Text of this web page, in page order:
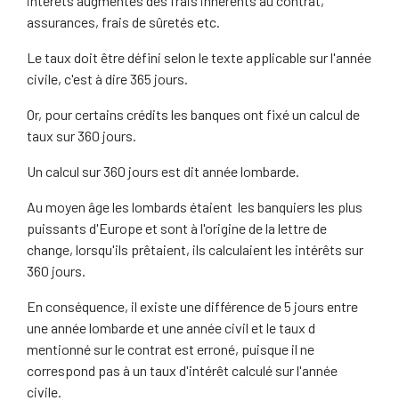
assurances, frais de sûretés etc.
Le taux doit être défini selon le texte applicable sur l'année
civile, c'est à dire 365 jours.
Or, pour certains crédits les banques ont fixé un calcul de
taux sur 360 jours.
Un calcul sur 360 jours est dit année lombarde.
Au moyen âge les lombards étaient les banquiers les plus
puissants d'Europe et sont à l'origine de la lettre de
change, lorsqu'ils prêtaient, ils calculaient les intérêts sur
360 jours.
En conséquence, il existe une différence de 5 jours entre
une année lombarde et une année civil et le taux d
mentionné sur le contrat est erroné, puisque il ne
correspond pas à un taux d'intérêt calculé sur l'année
civile.